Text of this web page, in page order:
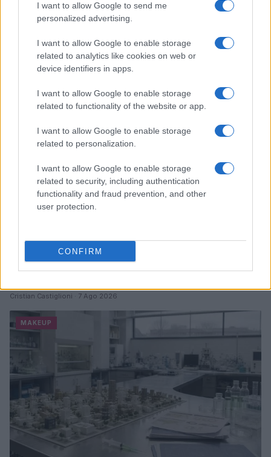
I want to allow Google to send me
personalized advertising.
I want to allow Google to enable storage
related to analytics like cookies on web or
device identifiers in apps.
I want to allow Google to enable storage
related to functionality of the website or app.
I want to allow Google to enable storage
related to personalization.
I want to allow Google to enable storage
related to security, including authentication
functionality and fraud prevention, and other
user protection.
CONFIRM
Continua a leggere
MAKEUP
Sterling Point su Prime Video: la nuova serie teen che
Cristian Castiglioni · 7 Ago 2026
MAKEUP